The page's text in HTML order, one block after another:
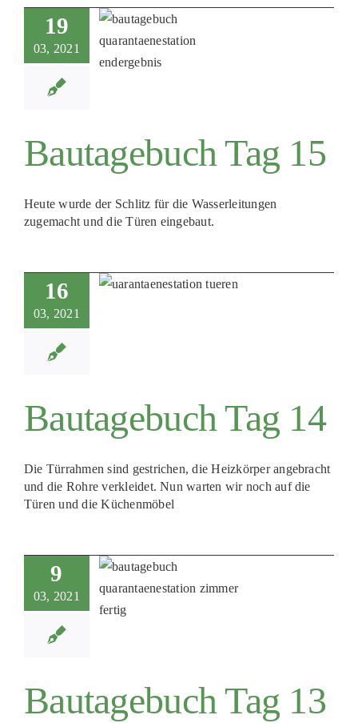
19
03, 2021
Bautagebuch Tag 15
Heute wurde der Schlitz für die Wasserleitungen
zugemacht und die Türen eingebaut.
16
03, 2021
Bautagebuch Tag 14
Die Türrahmen sind gestrichen, die Heizkörper angebracht
und die Rohre verkleidet. Nun warten wir noch auf die
Türen und die Küchenmöbel
9
03, 2021
Bautagebuch Tag 13